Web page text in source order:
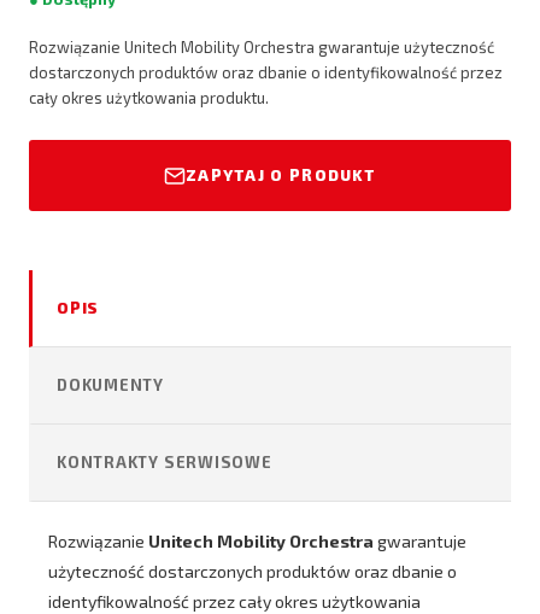
Rozwiązanie Unitech Mobility Orchestra gwarantuje użyteczność
dostarczonych produktów oraz dbanie o identyfikowalność przez
cały okres użytkowania produktu.
ZAPYTAJ O PRODUKT
OPIS
DOKUMENTY
KONTRAKTY SERWISOWE
Rozwiązanie Unitech Mobility Orchestra gwarantuje
użyteczność dostarczonych produktów oraz dbanie o
identyfikowalność przez cały okres użytkowania